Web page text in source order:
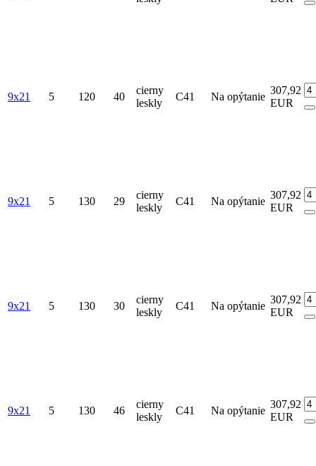
9x21 5 120 40
cierny
leskly
C41 Na opýtanie
307,92
EUR
9x21 5 130 29
cierny
leskly
C41 Na opýtanie
307,92
EUR
9x21 5 130 30
cierny
leskly
C41 Na opýtanie
307,92
EUR
9x21 5 130 46
cierny
leskly
C41 Na opýtanie
307,92
EUR